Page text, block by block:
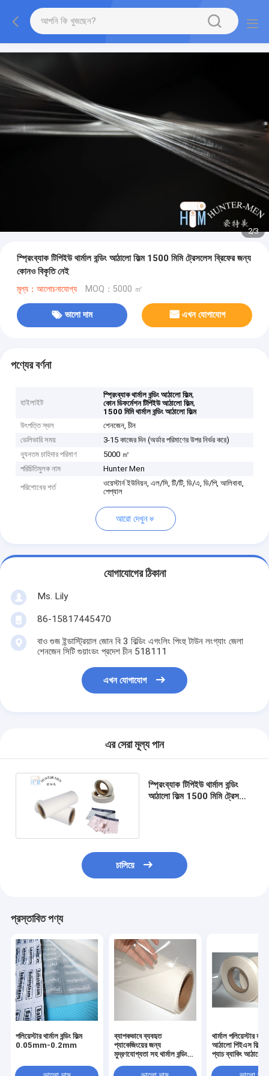
2/3
স্প্রিংব্যাক টিপিইউ থার্মাল বন্ডিং আঠালো ফিল্ম 1500 মিমি ট্রেসলেস ব্রিফের জন্য
কোনও বিকৃতি নেই
মূল্য：আলোচনাযোগ্য MOQ：5000 ㎡
ভালো দাম এখন যোগাযোগ
পণ্যের বর্ণনা
হাইলাইট
স্প্রিংব্যাক থার্মাল বন্ডিং আঠালো ফিল্ম,
কোন ডিফর্মেশন টিপিইউ আঠালো ফিল্ম,
1500 মিমি থার্মাল বন্ডিং আঠালো ফিল্ম
উৎপত্তি স্থল
শেনজেন, চীন
ডেলিভারি সময়
3-15 কাজের দিন (অর্ডার পরিমাণের উপর নির্ভর করে)
ন্যূনতম চাহিদার পরিমাণ
5000 ㎡
পরিচিতিমুলক নাম
Hunter Men
পরিশোধের শর্ত
ওয়েস্টার্ন ইউনিয়ন, এল/সি, টি/টি, ডি/এ, ডি/পি, আলিবাবা,
পেপ্যাল
আরো দেখুন
যোগাযোগের ঠিকানা
Ms. Lily
86-15817445470
বাও গুজ ইন্ডাস্ট্রিয়াল জোন বি 3 বিল্ডিং এগংলিং পিংহু টাউন লংগ্যাং জেলা
শেনজেন সিটি গুয়াংডং প্রদেশ চীন 518111
এখন যোগাযোগ
এর সেরা মূল্য পান
স্প্রিংব্যাক টিপিইউ থার্মাল বন্ডিং
আঠালো ফিল্ম 1500 মিমি ট্রেসলেস
চালিয়ে
প্রস্তাবিত পণ্য
পলিয়েস্টার থার্মাল বন্ডিং ফিল্ম
0.05mm-0.2mm
ব্যাপকভাবে ব্যবহৃত
প্যাকেজিংয়ের জন্য
মুদ্রণযোগ্যতা সহ থার্মাল বন্ডিং
আনুগত্য
থার্মাল পলিয়েস্টার হট
আঠালো পিইএস ফিল্ম
প্যাচ ব্যাকিং আঠালো